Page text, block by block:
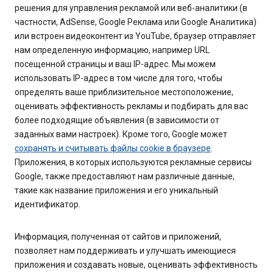
решения для управления рекламой или веб-аналитики (в
частности, AdSense, Google Реклама или Google Аналитика)
или встроен видеоконтент из YouTube, браузер отправляет
нам определенную информацию, например URL
посещенной страницы и ваш IP-адрес. Мы можем
использовать IP-адрес в том числе для того, чтобы
определять ваше приблизительное местоположение,
оценивать эффективность рекламы и подбирать для вас
более подходящие объявления (в зависимости от
заданных вами настроек). Кроме того, Google может
сохранять и считывать файлы cookie в браузере.
Приложения, в которых используются рекламные сервисы
Google, также предоставляют нам различные данные,
такие как название приложения и его уникальный
идентификатор.
Информация, полученная от сайтов и приложений,
позволяет нам поддерживать и улучшать имеющиеся
приложения и создавать новые, оценивать эффективность